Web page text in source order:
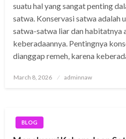
suatu hal yang sangat penting
satwa. Konservasi satwa adalah
satwa-satwa liar dan habitatnya
keberadaannya. Pentingnya
dianggap remeh, karena
Posted
March 8, 2026 adminnaw
BLOG